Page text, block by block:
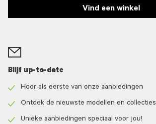
Vind een winkel
Blijf up-to-date
icon
Hoor als eerste van onze aanbiedingen
icon
Ontdek de nieuwste modellen en collecties
Unieke aanbiedingen speciaal voor jou!